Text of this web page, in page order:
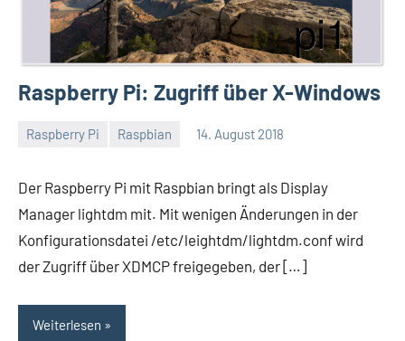
Raspberry Pi: Zugriff über X-Windows
Raspberry Pi Raspbian 14. August 2018
Thomas
Der Raspberry Pi mit Raspbian bringt als Display
Manager lightdm mit. Mit wenigen Änderungen in der
Konfigurationsdatei /etc/leightdm/lightdm.conf wird
der Zugriff über XDMCP freigegeben, der […]
Weiterlesen